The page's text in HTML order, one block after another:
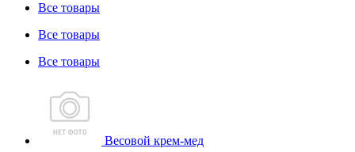
Все товары
Все товары
Все товары
Весовой крем-мед